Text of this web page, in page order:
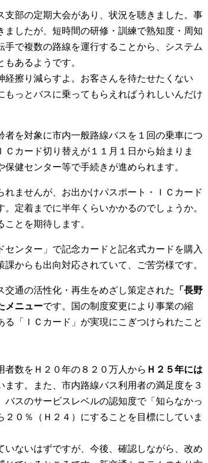
部の定期大会があり、状況を聴きました。事
したが、短時間の研修・訓練で熟知度・周知
で複数の路線を運行することから、システム
あるようです。
擦り減らすよ。お客さんを待たせたくない
っとバスに乗ってもらえればうれしいんだけ
を対象に市内一般路線バスを１回の乗車につ
カード切り替えが１１月１日から始まりま
健センター等で手続きが進められます。
ませんが、お出かけパスポート・ＩＣカード
定着までに半年くらいかかるのでしょうか。
とを期待します。
ンター」で記念カードと記名式カードを購入
からも出向対応されていて、ご苦労様です。
通の活性化・再生をめざし策定された
「長野
メニューです。国の制度変更により事業の縮
「ＩＣカード」が実現にこぎつけられたこと
数をＨ２０年の８２０万人から Ｈ２５年には
ます。また、市内路線バス利用者の満足度を３
スのサービスレベルの認知度で「知らなかっ
０％（Ｈ２４）にすることを目標にしていま
ないはずですが、今後、確認しながら、改め